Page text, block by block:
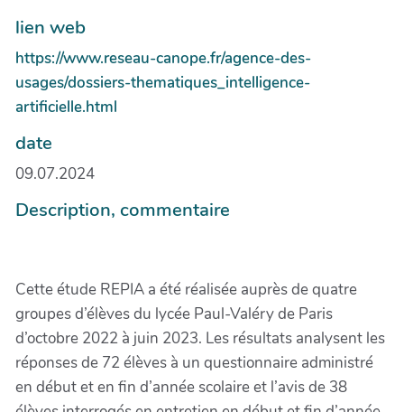
lien web
https://www.reseau-canope.fr/agence-des-
usages/dossiers-thematiques_intelligence-
artificielle.html
date
09.07.2024
Description, commentaire
Cette étude REPIA a été réalisée auprès de quatre
groupes d’élèves du lycée Paul-Valéry de Paris
d’octobre 2022 à juin 2023. Les résultats analysent les
réponses de 72 élèves à un questionnaire administré
en début et en fin d’année scolaire et l’avis de 38